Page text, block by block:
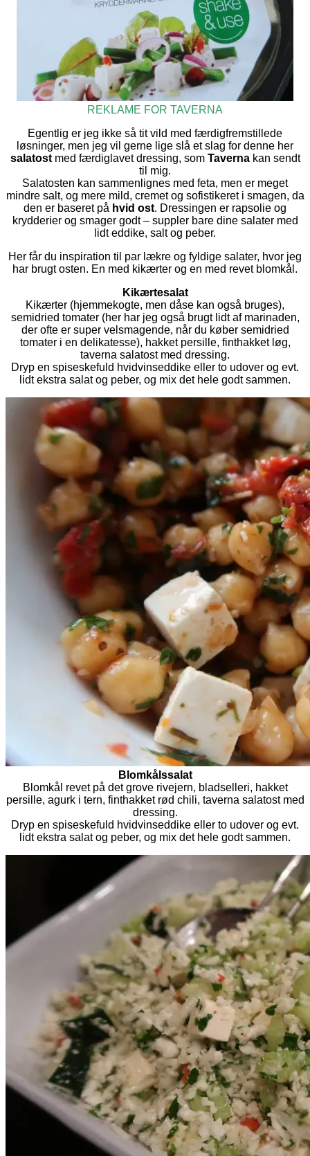
REKLAME FOR TAVERNA
Egentlig er jeg ikke så tit vild med færdigfremstillede
løsninger, men jeg vil gerne lige slå et slag for denne her
salatostmed færdiglavet dressing, som Tavernakan sendt
til mig.
Salatosten kan sammenlignes med feta, men er meget
mindre salt, og mere mild, cremet og sofistikeret i smagen, da
den er baseret på hvid ost. Dressingen er rapsolie og
krydderier og smager godt – suppler bare dine salater med
lidt eddike, salt og peber.
Her får du inspiration til par lækre og fyldige salater, hvor jeg
har brugt osten. En med kikærter og en med revet blomkål.
Kikærtesalat
Kikærter (hjemmekogte, men dåse kan også bruges),
semidried tomater (her har jeg også brugt lidt af marinaden,
der ofte er super velsmagende, når du køber semidried
tomater i en delikatesse), hakket persille, finthakket løg,
taverna salatost med dressing.
Dryp en spiseskefuld hvidvinseddike eller to udover og evt.
lidt ekstra salat og peber, og mix det hele godt sammen.
Blomkålssalat
Blomkål revet på det grove rivejern, bladselleri, hakket
persille, agurk i tern, finthakket rød chili, taverna salatost med
dressing.
Dryp en spiseskefuld hvidvinseddike eller to udover og evt.
lidt ekstra salat og peber, og mix det hele godt sammen.